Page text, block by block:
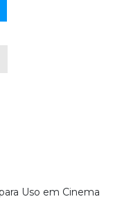
Uso em Cinema